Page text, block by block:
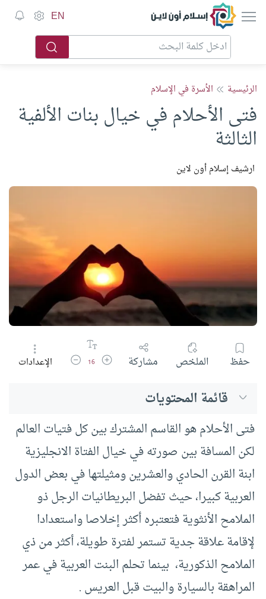
إسلام أون لاين EN
الرئيسية الأسرة في الإسلام
فتى الأحلام في خيال بنات الألفية
الثالثة
ارشيف إسلام أون لاين
حفظ الملخص مشاركة زيادة حجم الخط
16 تقليل حجم الخط
الإعدادات
قائمة المحتويات
فتى الأحلام هو القاسم المشترك بين كل فتيات العالم
لكن المسافة بين صورته في خيال الفتاة الانجليزية
ابنة القرن الحادي والعشرين ومثيلتها في بعض الدول
العربية كبيرا، حيث تفضل البريطانيات الرجل ذو
الملامح الأنثوية فتعتبره أكثر إخلاصا واستعدادا
لإقامة علاقة جدية تستمر لفترة طويلة، أكثر من ذي
الملامح الذكورية، بينما تحلم البنت العربية في عمر
المراهقة بالسيارة والبيت قبل العريس .